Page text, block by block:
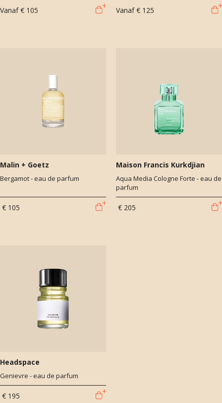
Vanaf € 105 Vanaf € 125
Malin + Goetz
Bergamot - eau de parfum
€ 105
Maison Francis Kurkdjian
Aqua Media Cologne Forte - eau de
parfum
€ 205
Headspace
Genievre - eau de parfum
€ 195